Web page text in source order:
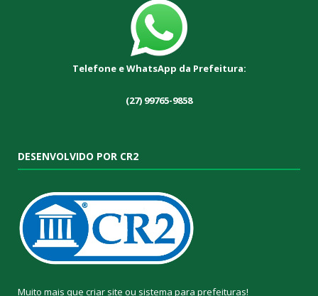
Telefone e WhatsApp da Prefeitura:
(27) 99765-9858
DESENVOLVIDO POR CR2
Muito mais que criar site ou sistema para prefeituras!